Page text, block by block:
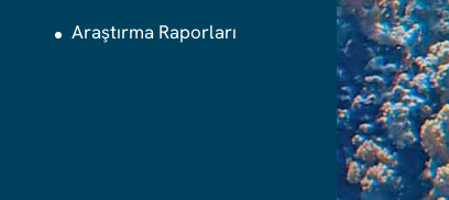
Araştırma Raporları